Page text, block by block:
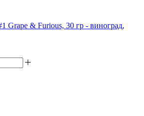
Grape & Furious, 30 гр - виноград,